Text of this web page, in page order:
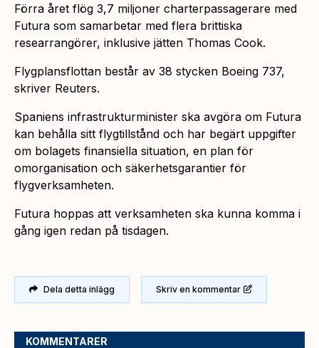
Förra året flög 3,7 miljoner charterpassagerare med
Futura som samarbetar med flera brittiska
researrangörer, inklusive jätten Thomas Cook.
Flygplansflottan består av 38 stycken Boeing 737,
skriver Reuters.
Spaniens infrastrukturminister ska avgöra om Futura
kan behålla sitt flygtillstånd och har begärt uppgifter
om bolagets finansiella situation, en plan för
omorganisation och säkerhetsgarantier för
flygverksamheten.
Futura hoppas att verksamheten ska kunna komma i
gång igen redan på tisdagen.
Dela detta inlägg Skriv en kommentar
KOMMENTARER